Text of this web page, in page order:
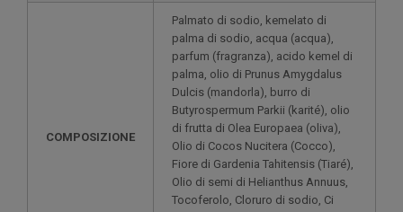
COMPOSIZIONE
Palmato di sodio, kemelato di
palma di sodio, acqua (acqua),
parfum (fragranza), acido kemel di
palma, olio di Prunus Amygdalus
Dulcis (mandorla), burro di
Butyrospermum Parkii (karité), olio
di frutta di Olea Europaea (oliva),
Olio di Cocos Nucitera (Cocco),
Fiore di Gardenia Tahitensis (Tiaré),
Olio di semi di Helianthus Annuus,
Tocoferolo, Cloruro di sodio, Ci